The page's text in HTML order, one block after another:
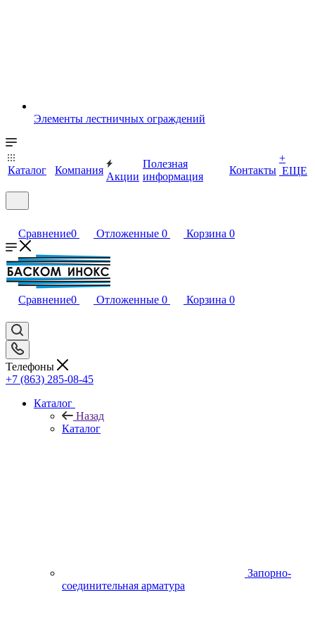
Элементы лестничных ограждений
Каталог Компания
Акции
Полезная
информация
Контакты
+
ЕЩЕ
Сравнение0 Отложенные 0 Корзина 0
Сравнение0 Отложенные 0 Корзина 0
Телефоны
+7 (863) 285-08-45
Каталог
Назад
Каталог
Запорно-
соединительная арматура